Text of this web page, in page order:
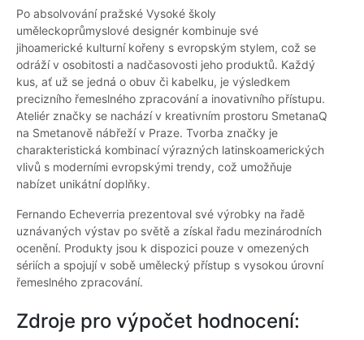
Po absolvování pražské Vysoké školy
uměleckoprůmyslové designér kombinuje své
jihoamerické kulturní kořeny s evropským stylem, což se
odráží v osobitosti a nadčasovosti jeho produktů. Každý
kus, ať už se jedná o obuv či kabelku, je výsledkem
precizního řemeslného zpracování a inovativního přístupu.
Ateliér značky se nachází v kreativním prostoru SmetanaQ
na Smetanově nábřeží v Praze. Tvorba značky je
charakteristická kombinací výrazných latinskoamerických
vlivů s moderními evropskými trendy, což umožňuje
nabízet unikátní doplňky.
Fernando Echeverria prezentoval své výrobky na řadě
uznávaných výstav po světě a získal řadu mezinárodních
ocenění. Produkty jsou k dispozici pouze v omezených
sériích a spojují v sobě umělecký přístup s vysokou úrovní
řemeslného zpracování.
Zdroje pro výpočet hodnocení: